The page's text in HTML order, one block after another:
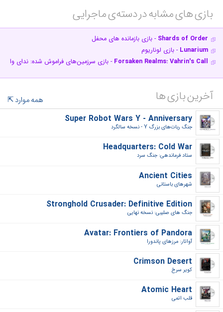
بازی های مشابه در دسته‌ی‌ ماجرایی‎
Shards of Order - بازی بازمانده های محفل
Lunarium - بازی لوناریوم
Forsaken Realms: Vahrin's Call - بازی سرزمین‌های فراموش شده: ندای
آخرین بازی ها
همه موارد
Super Robot Wars Y - Anniversary
جنگ ربات‌های بزرگ Y - نسخه سالگرد‎
Headquarters: Cold War
ستاد فرماندهی: جنگ سرد‎
Ancient Cities
شهرهای باستانی‎
Stronghold Crusader: Definitive Edition
جنگ های صلیبی: نسخه نهایی‎
Avatar: Frontiers of Pandora
آواتار: مرزهای پاندورا‎
Crimson Desert
کویر سرخ‎
Atomic Heart
قلب اتمی‎